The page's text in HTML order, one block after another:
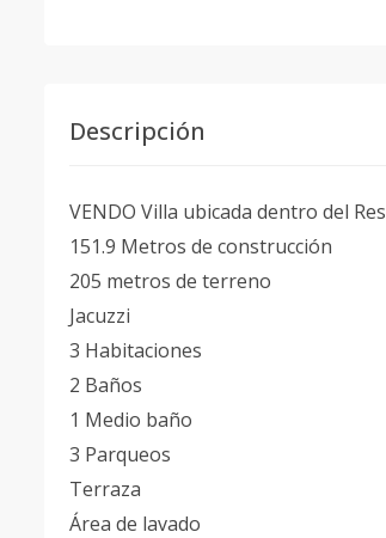
Descripción
VENDO Villa ubicada dentro del
151.9 Metros de construcción
205 metros de terreno
Jacuzzi
3 Habitaciones
2 Baños
1 Medio baño
3 Parqueos
Terraza
Área de lavado